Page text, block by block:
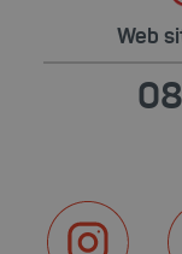
Web